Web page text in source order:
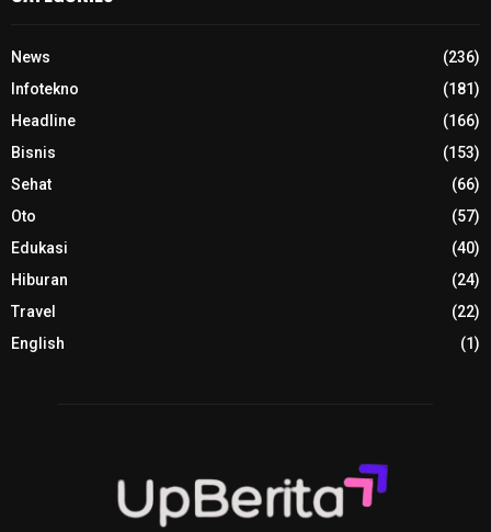
News
(236)
Infotekno
(181)
Headline
(166)
Bisnis
(153)
Sehat
(66)
Oto
(57)
Edukasi
(40)
Hiburan
(24)
Travel
(22)
English
(1)